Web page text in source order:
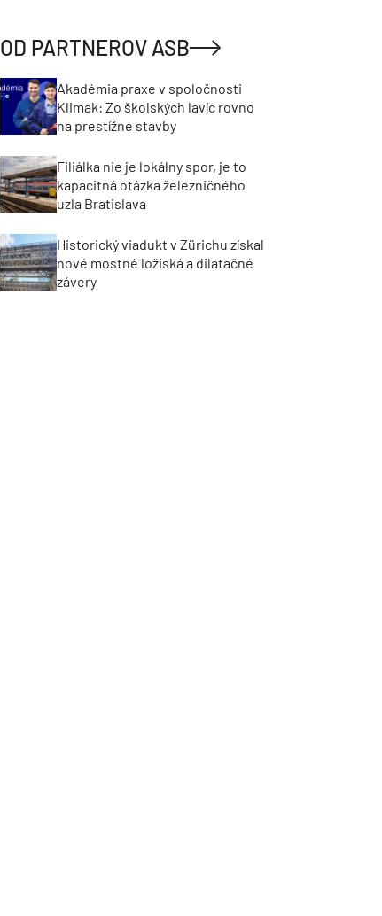
OD PARTNEROV ASB
Akadémia praxe v spoločnosti
Klimak: Zo školských lavíc rovno
na prestížne stavby
Filiálka nie je lokálny spor, je to
kapacitná otázka železničného
uzla Bratislava
Historický viadukt v Zürichu získal
nové mostné ložiská a dilatačné
závery